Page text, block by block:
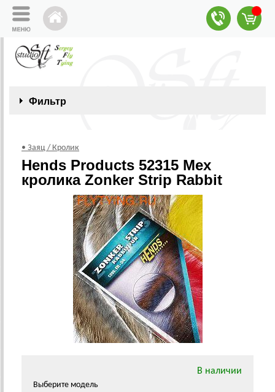
Фильтр
• Заяц / Кролик
Hends Products 52315 Мех
кролика Zonker Strip Rabbit
В наличии
Выберите модель